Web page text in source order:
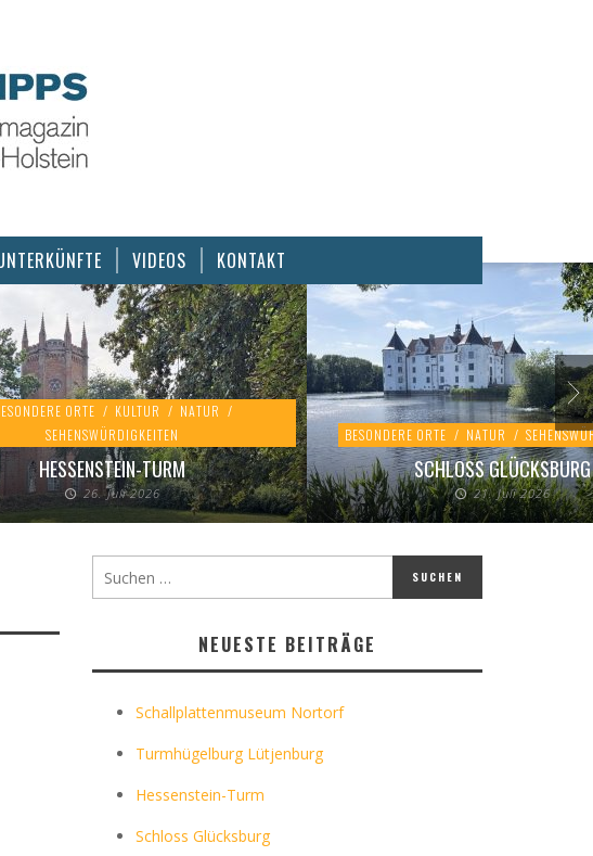
VIDEOS KONTAKT
ORTE / KULTUR / NATUR /
SEHENSWÜRDIGKEITEN
HESSENSTEIN-TURM
26. Juli 2026
BESONDERE ORTE / NATUR /
SCHLOSS GLÜCKSBURG
21. Juli 2026
NEUESTE BEITRÄGE
Schallplattenmuseum Nortorf
Turmhügelburg Lütjenburg
Hessenstein-Turm
Schloss Glücksburg